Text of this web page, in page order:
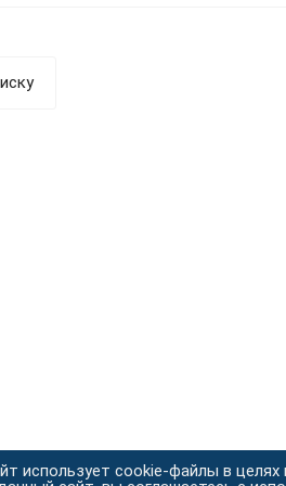
использует cookie-файлы в